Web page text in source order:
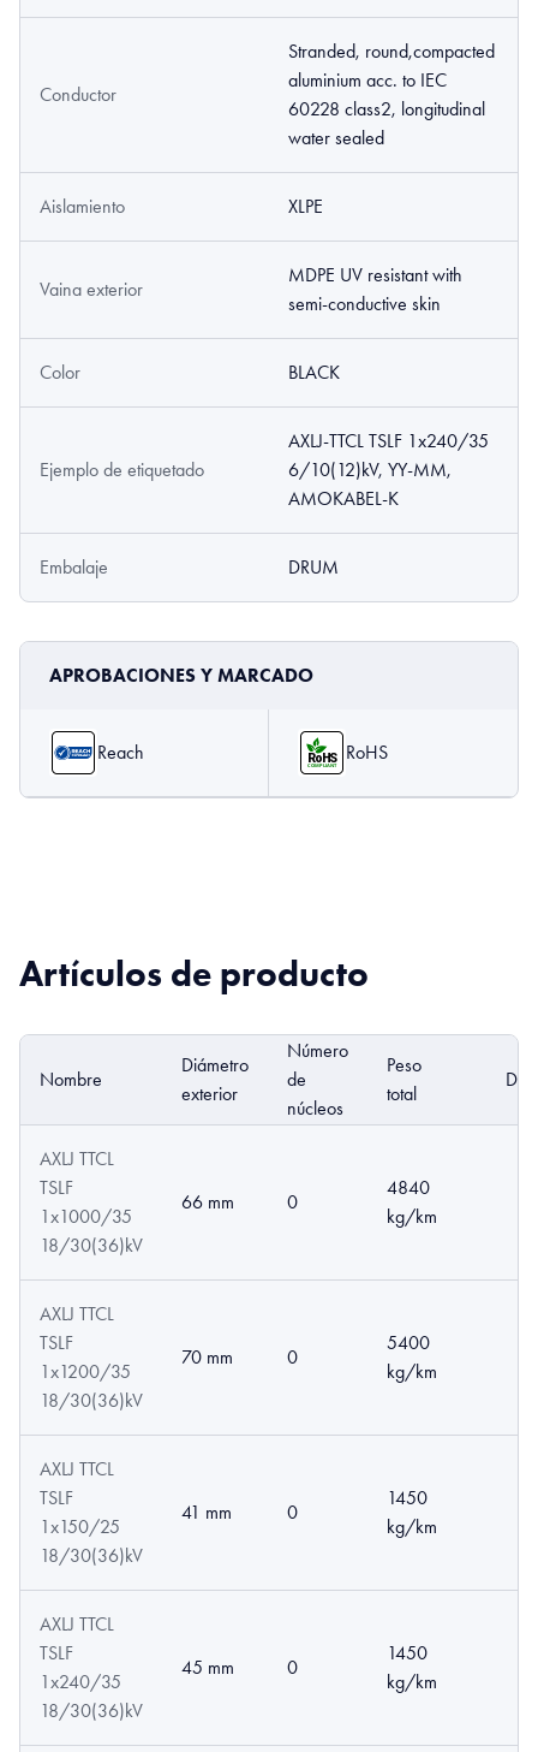
Conductor
Stranded, round,compacted
aluminium acc. to IEC
60228 class2, longitudinal
water sealed
Aislamiento XLPE
Vaina exterior
MDPE UV resistant with
semi-conductive skin
Color BLACK
Ejemplo de etiquetado
AXLJ-TTCL TSLF 1x240/35
6/10(12)kV, YY-MM,
AMOKABEL-K
Embalaje DRUM
APROBACIONES Y MARCADO
Reach RoHS
Artículos de producto
Nombre
Diámetro
exterior
Número
de
núcleos
Peso
total
DoP
AXLJ TTCL
TSLF
1x1000/35
18/30(36)kV
66 mm 0
4840
kg/km
AXLJ TTCL
TSLF
1x1200/35
18/30(36)kV
70 mm 0
5400
kg/km
AXLJ TTCL
TSLF
1x150/25
18/30(36)kV
41 mm 0
1450
kg/km
AXLJ TTCL
TSLF
1x240/35
18/30(36)kV
45 mm 0
1450
kg/km